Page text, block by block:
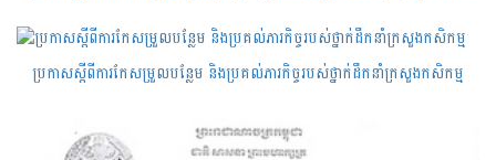
ប្រកាសស្តីពីការកែសម្រួលបន្លែម និងប្រគល់ភារកិច្ចរបស់ថ្នាក់ដឹកនាំក្រសួងកសិកម្ម